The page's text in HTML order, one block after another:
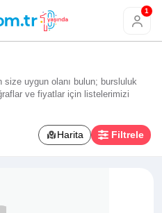
1
size uygun olanı bulun; bursluluk
ve fiyatlar için listelerimizi
Harita Filtrele